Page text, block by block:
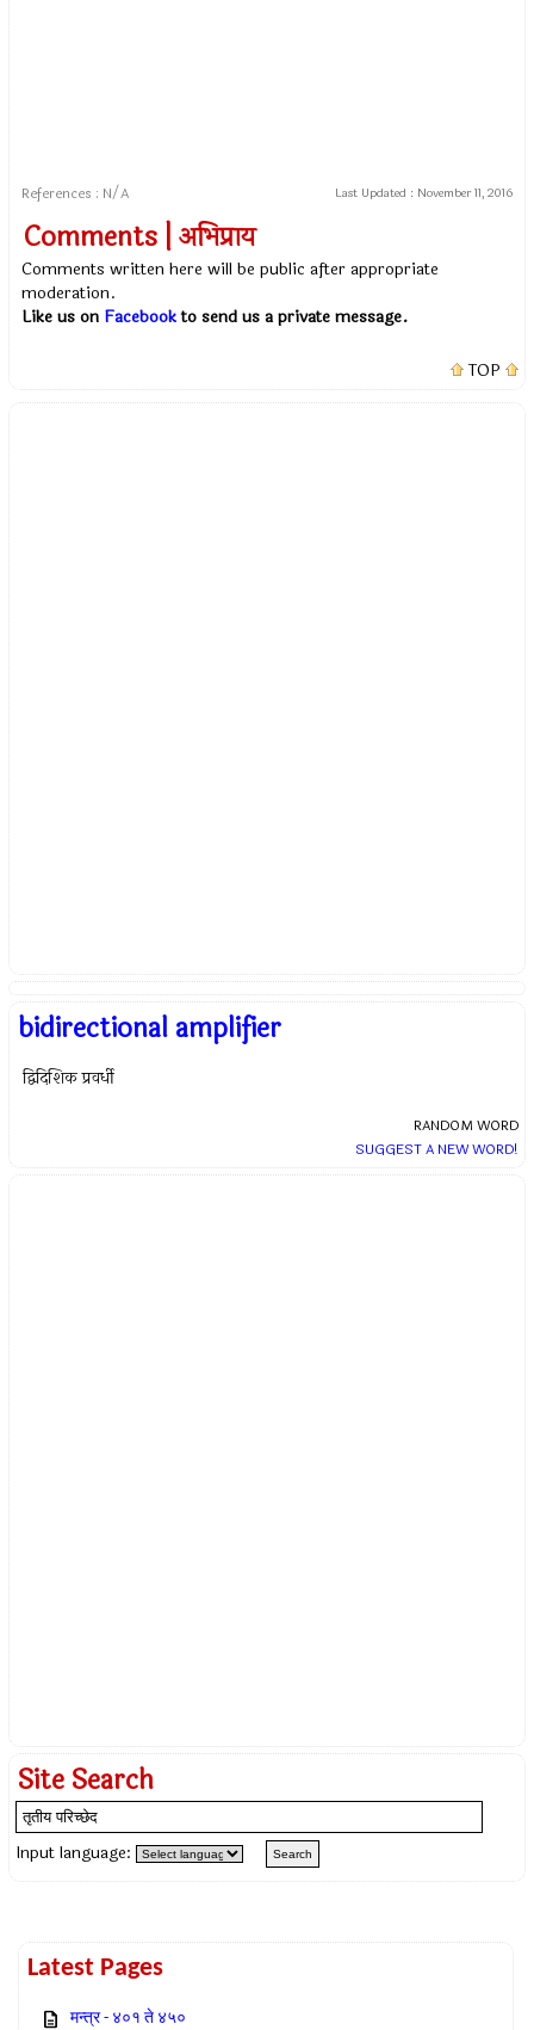
References : N/A Last Updated : November 11, 2016
Comments | अभिप्राय
Comments written here will be public after appropriate
moderation.
Like us on Facebookto send us a private message.
TOP
bidirectional amplifier
द्विदिशिक प्रवर्धी
RANDOM WORD
SUGGEST A NEW WORD!
Site Search
Input language:
Latest Pages
मन्त्र - ४०१ ते ४५०